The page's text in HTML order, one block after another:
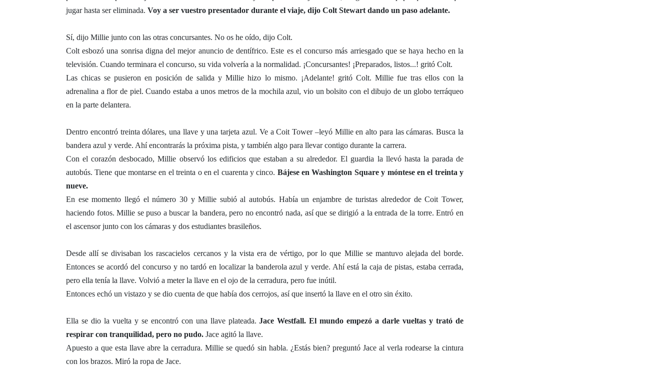
jugar hasta ser eliminada. Voy a ser vuestro presentador durante el viaje, dijo Colt Stewart dando un paso adelante.
Sí, dijo Millie junto con las otras concursantes. No os he oído, dijo Colt.
Colt esbozó una sonrisa digna del mejor anuncio de dentífrico. Este es el concurso más arriesgado que se haya hecho en la
televisión. Cuando terminara el concurso, su vida volvería a la normalidad. ¡Concursantes! ¡Preparados, listos...! gritó Colt.
Las chicas se pusieron en posición de salida y Millie hizo lo mismo. ¡Adelante! gritó Colt. Millie fue tras ellos con la
adrenalina a flor de piel. Cuando estaba a unos metros de la mochila azul, vio un bolsito con el dibujo de un globo terráqueo
en la parte delantera.
Dentro encontró treinta dólares, una llave y una tarjeta azul. Ve a Coit Tower –leyó Millie en alto para las cámaras. Busca la
bandera azul y verde. Ahí encontrarás la próxima pista, y también algo para llevar contigo durante la carrera.
Con el corazón desbocado, Millie observó los edificios que estaban a su alrededor. El guardia la llevó hasta la parada de
autobús. Tiene que montarse en el treinta o en el cuarenta y cinco. Bájese en Washington Square y móntese en el treinta y
nueve.
En ese momento llegó el número 30 y Millie subió al autobús. Había un enjambre de turistas alrededor de Coit Tower,
haciendo fotos. Millie se puso a buscar la bandera, pero no encontró nada, así que se dirigió a la entrada de la torre. Entró en
el ascensor junto con los cámaras y dos estudiantes brasileños.
Desde allí se divisaban los rascacielos cercanos y la vista era de vértigo, por lo que Millie se mantuvo alejada del borde.
Entonces se acordó del concurso y no tardó en localizar la banderola azul y verde. Ahí está la caja de pistas, estaba cerrada,
pero ella tenía la llave. Volvió a meter la llave en el ojo de la cerradura, pero fue inútil.
Entonces echó un vistazo y se dio cuenta de que había dos cerrojos, así que insertó la llave en el otro sin éxito.
Ella se dio la vuelta y se encontró con una llave plateada.Jace Westfall. El mundo empezó a darle vueltas y trató de
respirar con tranquilidad, pero no pudo. Jace agitó la llave.
Apuesto a que esta llave abre la cerradura. Millie se quedó sin habla. ¿Estás bien? preguntó Jace al verla rodearse la cintura
con los brazos. Miró la ropa de Jace.